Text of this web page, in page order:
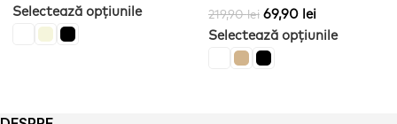
Selectează opțiunile
219,90lei 69,90 lei
Selectează opțiunile